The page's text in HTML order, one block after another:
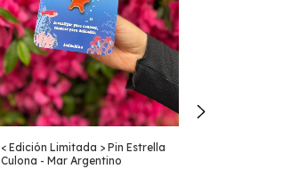
< Edición Limitada > Pin Estrella
Culona - Mar Argentino